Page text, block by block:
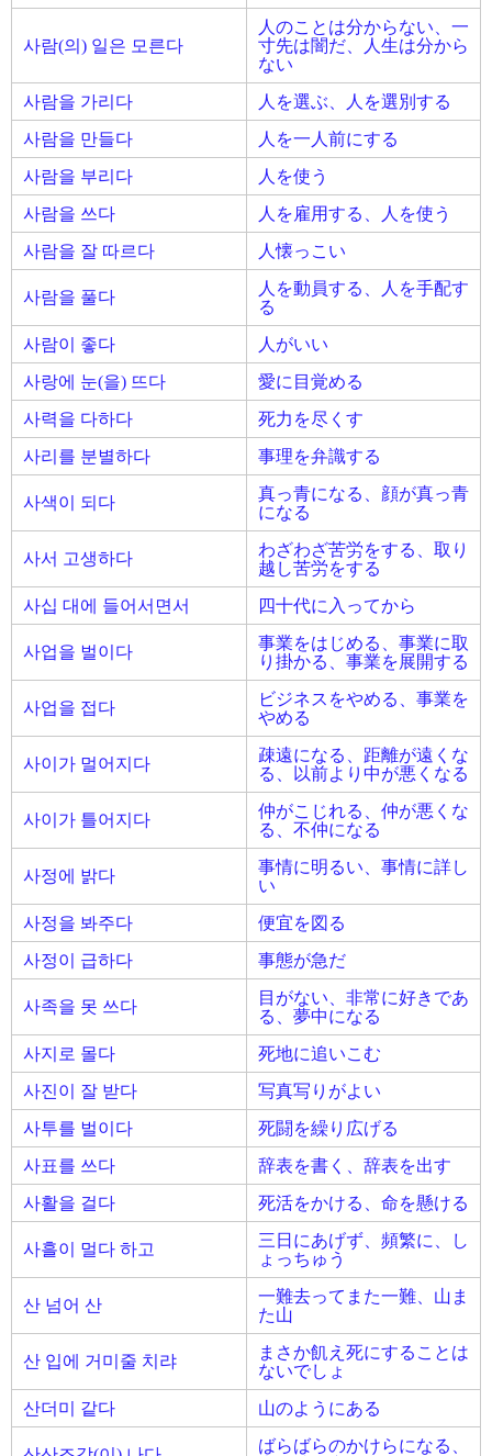
사람(의) 일은 모른다
人のことは分からない、一
寸先は闇だ、人生は分から
ない
사람을 가리다
人を選ぶ、人を選別する
사람을 만들다
人を一人前にする
사람을 부리다
人を使う
사람을 쓰다
人を雇用する、人を使う
사람을 잘 따르다
人懐っこい
사람을 풀다
人を動員する、人を手配す
る
사람이 좋다
人がいい
사랑에 눈(을) 뜨다
愛に目覚める
사력을 다하다
死力を尽くす
사리를 분별하다
事理を弁識する
사색이 되다
真っ青になる、顔が真っ青
になる
사서 고생하다
わざわざ苦労をする、取り
越し苦労をする
사십 대에 들어서면서
四十代に入ってから
사업을 벌이다
事業をはじめる、事業に取
り掛かる、事業を展開する
사업을 접다
ビジネスをやめる、事業を
やめる
사이가 멀어지다
疎遠になる、距離が遠くな
る、以前より中が悪くなる
사이가 틀어지다
仲がこじれる、仲が悪くな
る、不仲になる
사정에 밝다
事情に明るい、事情に詳し
い
사정을 봐주다
便宜を図る
사정이 급하다
事態が急だ
사족을 못 쓰다
目がない、非常に好きであ
る、夢中になる
사지로 몰다
死地に追いこむ
사진이 잘 받다
写真写りがよい
사투를 벌이다
死闘を繰り広げる
사표를 쓰다
辞表を書く、辞表を出す
사활을 걸다
死活をかける、命を懸ける
사흘이 멀다 하고
三日にあげず、頻繁に、し
ょっちゅう
산 넘어 산
一難去ってまた一難、山ま
た山
산 입에 거미줄 치랴
まさか飢え死にすることは
ないでしょ
산더미 같다
山のようにある
ばらばらのかけらになる、